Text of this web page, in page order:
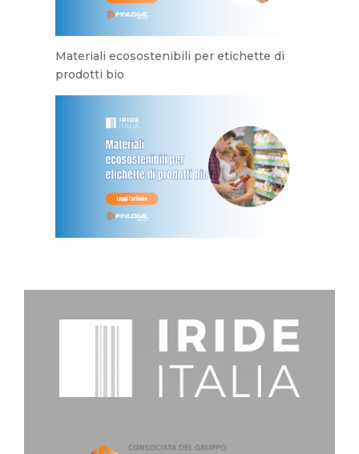
Materiali ecosostenibili per etichette di
prodotti bio